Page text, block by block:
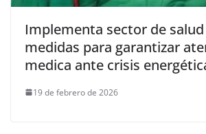
Implementa sector de
medidas para garantizar
medica ante crisis
19 de febrero de 2026